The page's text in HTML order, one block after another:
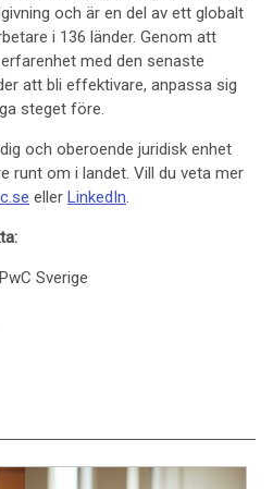
och är en del av ett globalt
i 136 länder. Genom att
med den senaste
att bli effektivare, anpassa sig
steget före.
och oberoende juridisk enhet
runt om i landet. Vill du veta mer
eller LinkedIn.
Sverige